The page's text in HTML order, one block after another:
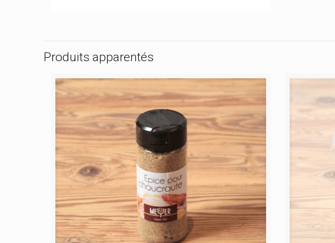
Produits apparentés